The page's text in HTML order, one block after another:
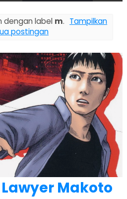
dengan label m. Tampilkan
postingan
Makoto